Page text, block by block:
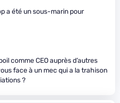
a été un sous-marin pour
comme CEO auprès d’autres
face à un mec qui a la trahison
?